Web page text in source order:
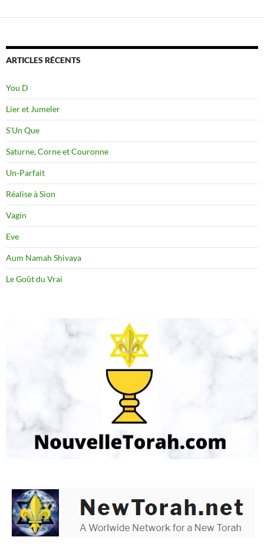
ARTICLES RÉCENTS
You D
Lier et Jumeler
S’Un Que
Saturne, Corne et Couronne
Un-Parfait
Réalise à Sion
Vagin
Eve
Aum Namah Shivaya
Le Goût du Vrai